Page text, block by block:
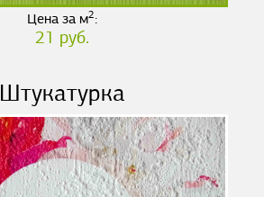
Цена за м2:
21 руб.
Штукатурка